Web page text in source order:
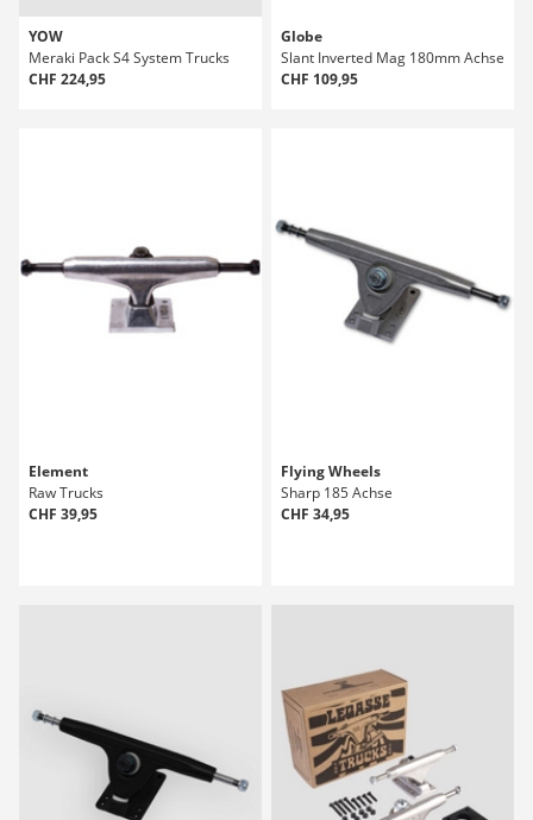
YOW
Meraki Pack S4 System Trucks
CHF 224,95
Globe
Slant Inverted Mag 180mm Achse
CHF 109,95
Element
Raw Trucks
CHF 39,95
Flying Wheels
Sharp 185 Achse
CHF 34,95